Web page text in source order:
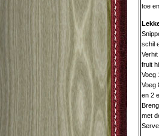
toe
schil
fruit
Voeg
Voeg
en 2
met